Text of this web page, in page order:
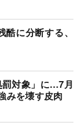
に分断する、
罰対象」に…7月
みを壊す皮肉